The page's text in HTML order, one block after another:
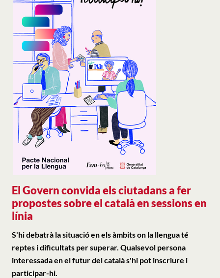
El Govern convida els ciutadans a fer
propostes sobre el català en sessions en
línia
S'hi debatrà la situació en els àmbits on la llengua té
reptes i dificultats per superar. Qualsevol persona
interessada en el futur del català s'hi pot inscriure i
participar-hi.